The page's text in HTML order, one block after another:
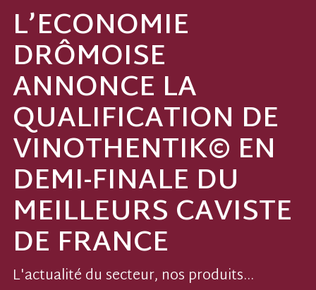
L’ECONOMIE
DRÔMOISE
ANNONCE LA
QUALIFICATION DE
VINOTHENTIK© EN
DEMI-FINALE DU
MEILLEURS CAVISTE
DE FRANCE
L'actualité du secteur, nos produits...